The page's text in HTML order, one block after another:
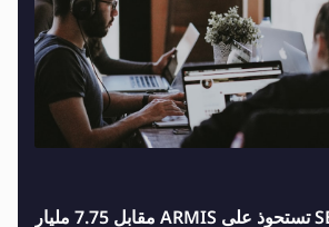
SERVICENOW تستحوذ على ARMIS مقابل 7.75 مليار